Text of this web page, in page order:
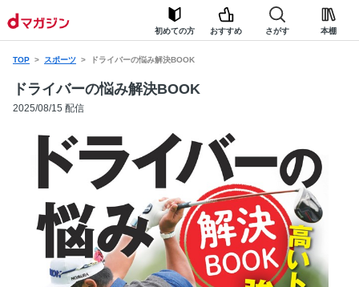
初めての方 おすすめ さがす 本棚
TOP スポーツ ドライバーの悩み解決BOOK
ドライバーの悩み解決BOOK
2025/08/15 配信